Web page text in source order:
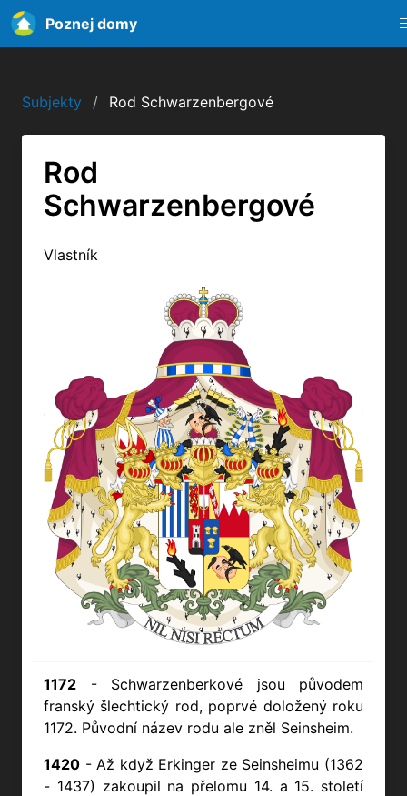
Poznej domy
Subjekty Rod Schwarzenbergové
Rod
Schwarzenbergové
Vlastník
1172 - Schwarzenberkové jsou původem
franský šlechtický rod, poprvé doložený roku
1172. Původní název rodu ale zněl Seinsheim.
1420 - Až když Erkinger ze Seinsheimu (1362
- 1437) zakoupil na přelomu 14. a 15. století